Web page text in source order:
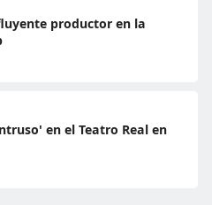
productor en la
en el Teatro Real en